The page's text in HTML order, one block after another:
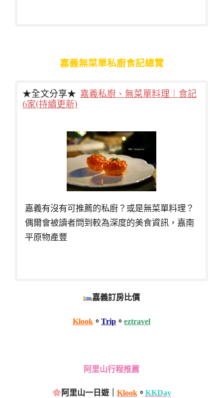
嘉義無菜單私廚食記總覽
★全文分享★ 嘉義私廚、無菜單料理｜食記
6家(持續更新)
嘉義有沒有可推薦的私廚？或是無菜單料理？
偶爾會被讀者問到較為深度的美食資訊，嘉南
平原物產豐
嘉義訂房比價
Klook 。 Trip 。 eztravel
阿里山行程推薦
阿里山一日遊｜ Klook。 KKDay